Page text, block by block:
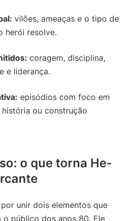
vilões, ameaças e o tipo de
herói resolve.
coragem, disciplina,
e liderança.
episódios com foco em
ou construção
o que torna He-
unir dois elementos que
o público dos anos 80. Ele